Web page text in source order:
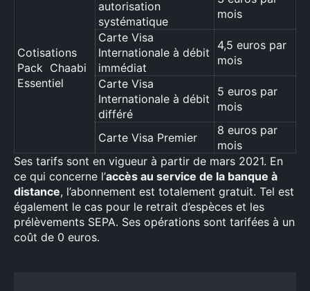
Cotisations
Pack Chaabi
Essentiel
autorisation
systématique
mois
Carte Visa
Internationale à débit
immédiat
4,5 euros par
mois
Carte Visa
Internationale à débit
différé
5 euros par
mois
Carte Visa Premier
8 euros par
mois
Ses tarifs sont en vigueur à partir de mars 2021. En
ce qui concerne l’accès au service de la banque à
distance, l’abonnement est totalement gratuit. Tel est
également le cas pour le retrait d’espèces et les
prélèvements SEPA. Ses opérations sont tarifées à un
coût de 0 euros.